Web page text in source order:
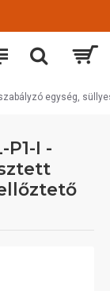
szabályzó egység,
I -